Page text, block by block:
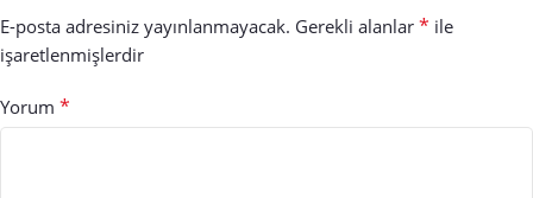
E-posta adresiniz yayınlanmayacak. Gerekli alanlar * ile
işaretlenmişlerdir
Yorum *